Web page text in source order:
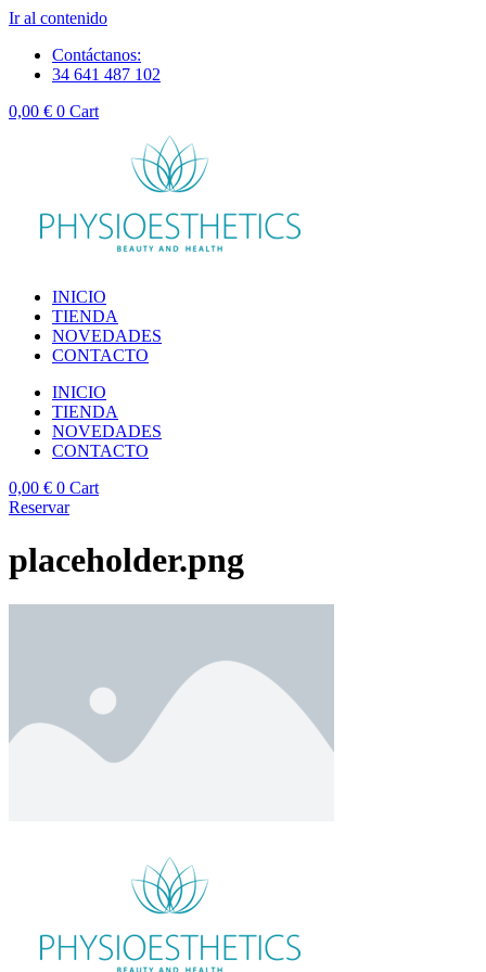
Ir al contenido
Contáctanos:
34 641 487 102
0,00 € 0 Cart
INICIO
TIENDA
NOVEDADES
CONTACTO
INICIO
TIENDA
NOVEDADES
CONTACTO
0,00 € 0 Cart
Reservar
placeholder.png